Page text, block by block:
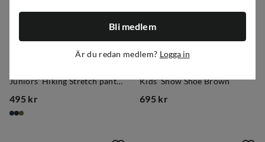
Juniors' Hiking Stretch pants Midnight Navy
price
495 kr
Kids' Snow Shoe Brown
695 kr
Bli medlem
Är du redan medlem? Logga in